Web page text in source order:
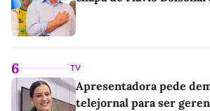
6 TV
Apresentadora pede
telejornal para ser